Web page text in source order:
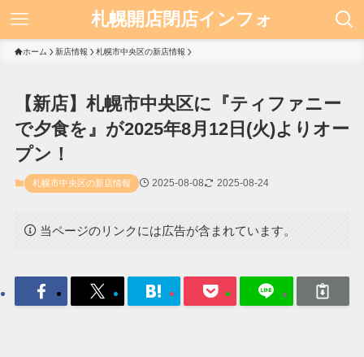
札幌開店閉店インフォ
ホーム 新店情報 札幌市中央区の新店情報
【新店】札幌市中央区に『ティファニー
で夕食を』が2025年8月12日(火)よりオー
プン！
札幌市中央区の新店情報 2025-08-08 2025-08-24
当ページのリンクには広告が含まれています。